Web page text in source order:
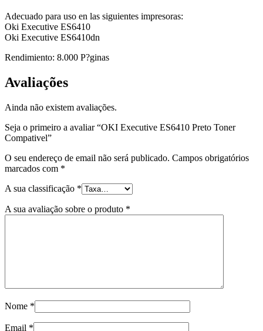
Adecuado para uso en las siguientes impresoras:
Oki Executive ES6410
Oki Executive ES6410dn
Rendimiento: 8.000 P?ginas
Avaliações
Ainda não existem avaliações.
Seja o primeiro a avaliar “OKI Executive ES6410 Preto Toner
Compativel”
O seu endereço de email não será publicado. Campos obrigatórios
marcados com *
A sua classificação *
A sua avaliação sobre o produto *
Nome *
Email *